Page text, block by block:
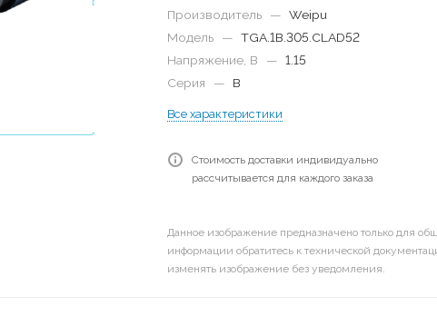
Производитель
— Weipu
Модель
— TGA.1B.305.CLAD52
Напряжение, В
— 1.15
Серия
— B
Все характеристики
Стоимость доставки индивидуально
рассчитывается для каждого заказа
Данное изображение предназначено только для
информации обратитесь к технической
изменять изображение без уведомления.